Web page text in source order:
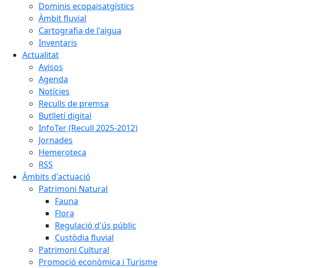
Dominis ecopaisatgístics
Àmbit fluvial
Cartografia de l'aigua
Inventaris
Actualitat
Avisos
Agenda
Notícies
Reculls de premsa
Butlletí digital
InfoTer (Recull 2025-2012)
Jornades
Hemeroteca
RSS
Àmbits d'actuació
Patrimoni Natural
Fauna
Flora
Regulació d'ús públic
Custòdia fluvial
Patrimoni Cultural
Promoció econòmica i Turisme